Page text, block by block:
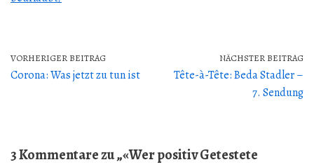
VORHERIGER BEITRAG
Corona: Was jetzt zu tun ist
NÄCHSTER BEITRAG
Tête-à-Tête: Beda Stadler –
7. Sendung
3 Kommentare zu „«Wer positiv Getestete